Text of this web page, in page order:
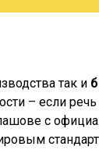
так и
– если
с